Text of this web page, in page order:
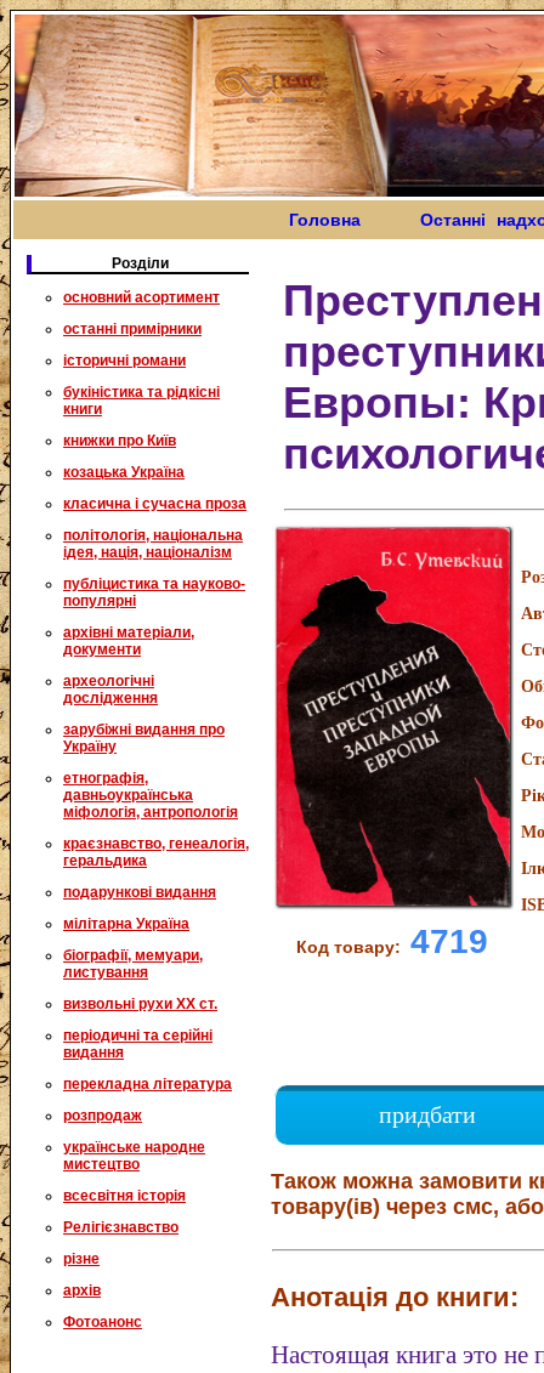
Головна Останні
Розділи
основний асортимент
останні примірники
історичні романи
букіністика та рідкісні
книги
книжки про Київ
козацька Україна
класична і сучасна проза
політологія, національна
ідея, нація, націоналізм
публіцистика та науково-
популярні
архівні матеріали,
документи
археологічні
дослідження
зарубіжні видання про
Україну
етнографія,
давньоукраїнська
міфологія, антропологія
краєзнавство, генеалогія,
геральдика
подарункові видання
мілітарна Україна
біографії, мемуари,
листування
визвольні рухи XX ст.
періодичні та серійні
видання
перекладна література
розпродаж
українське народне
мистецтво
всесвітня історія
Релігієзнавство
різне
архів
Фотоанонс
Европы:
Код товару: 4719
придбати
Також можна замовити
товару(ів) через смс,
Анотація до книги:
Настоящая книга это